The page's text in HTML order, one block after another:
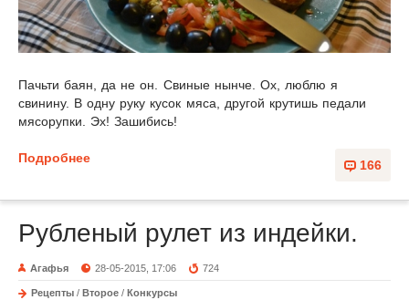
Пачьти баян, да не он. Свиные нынче. Ох, люблю я
свинину. В одну руку кусок мяса, другой крутишь педали
мясорупки. Эх! Зашибись!
166
Подробнее
Рубленый рулет из индейки.
Агафья 28-05-2015, 17:06 724
Рецепты / Второе / Конкурсы